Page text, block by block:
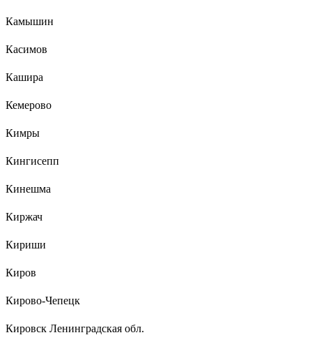
Камышин
Касимов
Кашира
Кемерово
Кимры
Кингисепп
Кинешма
Киржач
Кириши
Киров
Кирово-Чепецк
Кировск Ленинградская обл.